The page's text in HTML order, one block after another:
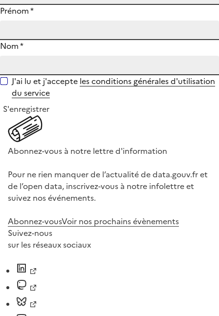
Prénom*
Nom*
J'ai lu et j'accepte les conditions générales d'utilisation
du service
S'enregistrer
Abonnez-vous à notre lettre d'information
Pour ne rien manquer de l’actualité de data.gouv.fr et
de l’open data, inscrivez-vous à notre infolettre et
suivez nos événements.
Abonnez-vousVoir nos prochains évènements
Suivez-nous
sur les réseaux sociaux